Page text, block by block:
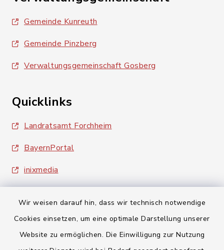
Wir weisen darauf hin, dass wir technisch notwendige
Cookies einsetzen, um eine optimale Darstellung unserer
Website zu ermöglichen. Die Einwilligung zur Nutzung
Gemeinde Kunreuth
Gemeinde Pinzberg
Verwaltungsgemeinschaft Gosberg
Quicklinks
Landratsamt Forchheim
BayernPortal
inixmedia